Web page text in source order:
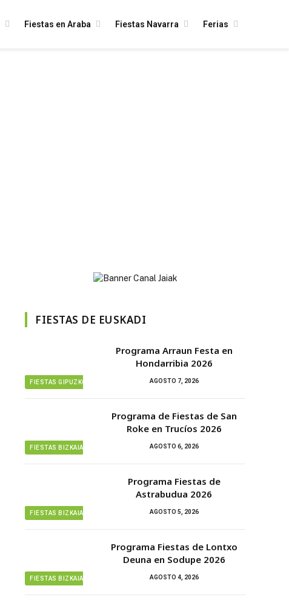
Fiestas en Araba Fiestas Navarra Ferias
FIESTAS DE EUSKADI
FIESTAS GIPUZKOA
Programa Arraun Festa en
Hondarribia 2026
AGOSTO 7, 2026
FIESTAS BIZKAIA
Programa de Fiestas de San
Roke en Trucíos 2026
AGOSTO 6, 2026
FIESTAS BIZKAIA
Programa Fiestas de
Astrabudua 2026
AGOSTO 5, 2026
FIESTAS BIZKAIA
Programa Fiestas de Lontxo
Deuna en Sodupe 2026
AGOSTO 4, 2026